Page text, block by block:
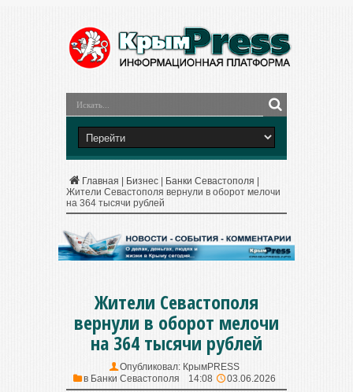
Главная Бизнес Банки Севастополя
Жители Севастополя вернули в оборот мелочи
на 364 тысячи рублей
Жители Севастополя
вернули в оборот мелочи
на 364 тысячи рублей
Опубликовал: КрымPRESS
в Банки Севастополя 14:08 03.06.2026